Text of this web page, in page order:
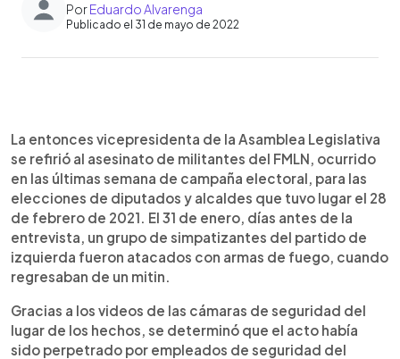
PorEduardo Alvarenga
Publicado el 31 de mayo de 2022
Escuchar artículo
La entonces vicepresidenta de la Asamblea Legislativa
se refirió al asesinato de militantes del FMLN, ocurrido
en las últimas semana de campaña electoral, para las
elecciones de diputados y alcaldes que tuvo lugar el 28
de febrero de 2021. El 31 de enero, días antes de la
entrevista, un grupo de simpatizantes del partido de
izquierda fueron atacados con armas de fuego, cuando
regresaban de un mitin.
Gracias a los videos de las cámaras de seguridad del
lugar de los hechos, se determinó que el acto había
sido perpetrado por empleados de seguridad del